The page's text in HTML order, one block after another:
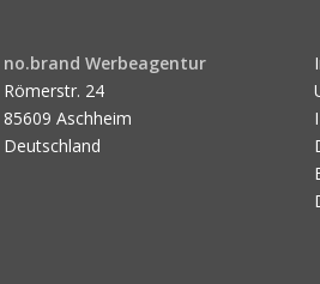
no.brand Werbeagentur
Römerstr. 24
85609 Aschheim
Deutschland